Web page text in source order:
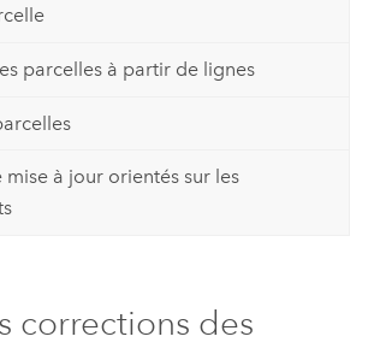
parcelles à partir de lignes
mise à jour orientés sur les
corrections des